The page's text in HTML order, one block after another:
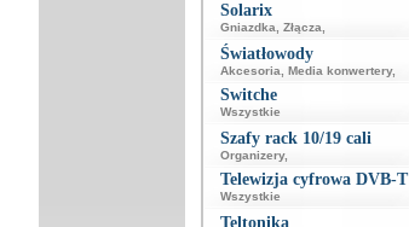
Solarix
Gniazdka Złącza
Światłowody
Akcesoria Media konwertery,
Switche
Wszystkie
Szafy rack 10/19 cali
Organizery,
Telewizja cyfrowa DVB-T
Wszystkie
Teltonika